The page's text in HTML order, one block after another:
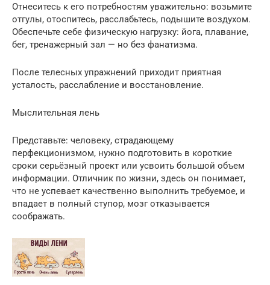
Отнеситесь к его потребностям уважительно: возьмите
отгулы, отоспитесь, расслабьтесь, подышите воздухом.
Обеспечьте себе физическую нагрузку: йога, плавание,
бег, тренажерный зал — но без фанатизма.
После телесных упражнений приходит приятная
усталость, расслабление и восстановление.
Мыслительная лень
Представьте: человеку, страдающему
перфекционизмом, нужно подготовить в короткие
сроки серьёзный проект или усвоить большой объем
информации. Отличник по жизни, здесь он понимает,
что не успевает качественно выполнить требуемое, и
впадает в полный ступор, мозг отказывается
соображать.